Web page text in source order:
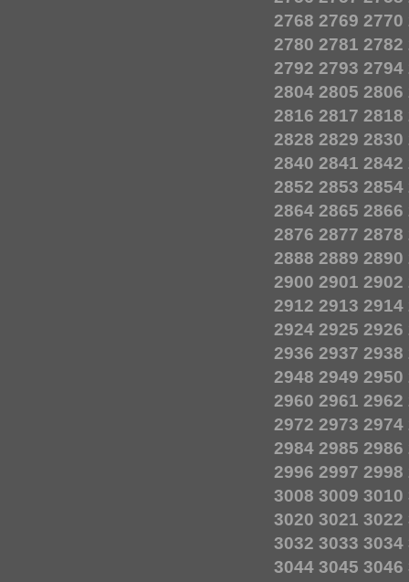
2768 2769 2770
2780 2781 2782
2792 2793 2794
2804 2805 2806
2816 2817 2818
2828 2829 2830
2840 2841 2842
2852 2853 2854
2864 2865 2866
2876 2877 2878
2888 2889 2890
2900 2901 2902
2912 2913 2914
2924 2925 2926
2936 2937 2938
2948 2949 2950
2960 2961 2962
2972 2973 2974
2984 2985 2986
2996 2997 2998
3008 3009 3010
3020 3021 3022
3032 3033 3034
3044 3045 3046